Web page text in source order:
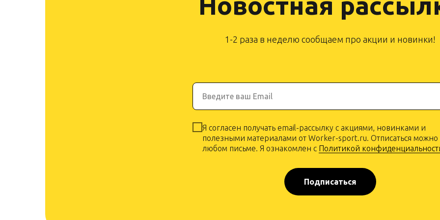
1-2 раза в неделю сообщаем про акции и новинки!
Введите ваш Email
Я согласен получать email-рассылку с акциями, новинками и
полезными материалами от Worker-sport.ru. Отписаться можно
любом письме. Я ознакомлен с Политикой
Подписаться